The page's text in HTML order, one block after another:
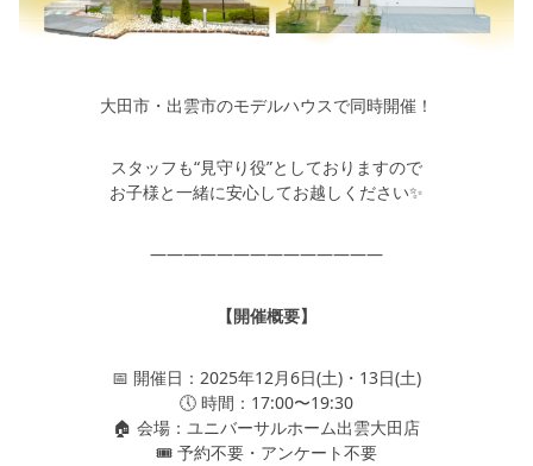
大田市・出雲市のモデルハウスで同時開催！
スタッフも“見守り役”としておりますので
お子様と一緒に安心してお越しください✨
――――――――――――――
【開催概要】
📅 開催日：2025年12月6日(土)・13日(土)
🕔 時間：17:00〜19:30
🏠 会場：ユニバーサルホーム出雲大田店
🎟️ 予約不要・アンケート不要